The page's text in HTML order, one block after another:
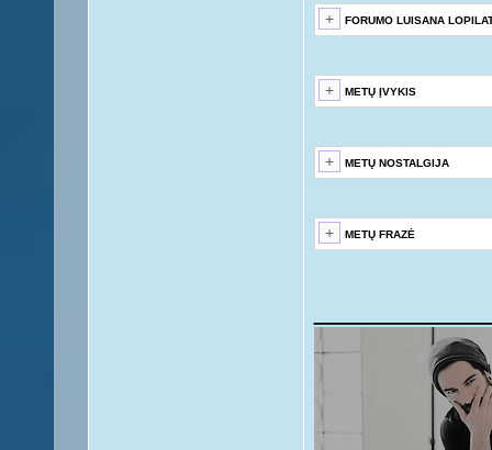
FORUMO LUISANA
METŲ ĮVYKIS
METŲ NOSTALGIJA
METŲ FRAZĖ